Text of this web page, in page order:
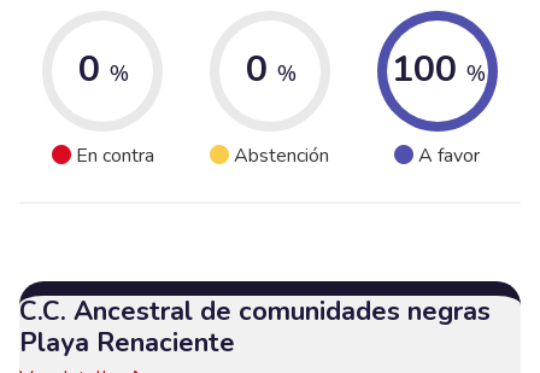
0 %
En contra
0 %
Abstención
100 %
A favor
C.C. Ancestral de comunidades negras
Playa Renaciente